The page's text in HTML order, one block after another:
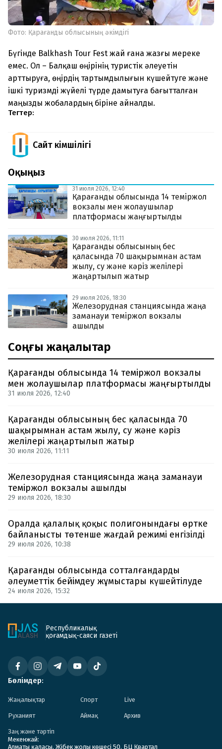
Фото: Қарағанды облысының әкімдігі
Бүгінде Balkhash Tour Fest жай ғана жазғы мереке
емес. Ол – Балқаш өңірінің туристік әлеуетін
арттыруға, өңірдің тартымдылығын күшейтуге және
ішкі туризмді жүйелі түрде дамытуға бағытталған
маңызды жобалардың біріне айналды.
Тегтер:
Сайт Әкімшілігі
Оқыңыз
31 июля 2026, 12:40
Қарағанды облысында 14 теміржол
вокзалы мен жолаушылар
платформасы жаңғыртылды
30 июля 2026, 11:11
Қарағанды облысының бес
қаласында 70 шақырымнан астам
жылу, су және кәріз желілері
жаңартылып жатыр
29 июля 2026, 18:30
Железорудная станциясында жаңа
заманауи теміржол вокзалы
ашылды
Соңғы жаңалықтар
Қарағанды облысында 14 теміржол вокзалы
мен жолаушылар платформасы жаңғыртылды
31 июля 2026, 12:40
Қарағанды облысының бес қаласында 70
шақырымнан астам жылу, су және кәріз
желілері жаңартылып жатыр
30 июля 2026, 11:11
Железорудная станциясында жаңа заманауи
теміржол вокзалы ашылды
29 июля 2026, 18:30
Оралда қалалық қоқыс полигонындағы өртке
байланысты төтенше жағдай режимі енгізілді
29 июля 2026, 10:38
Қарағанды облысында сотталғандарды
әлеуметтік бейімдеу жұмыстары күшейтілуде
24 июля 2026, 15:32
Республикалық
қоғамдық-саяси газеті
Бөлімдер:
Жаңалықтар Спорт Live
Руханият Аймақ Архив
Заң және тәртіп
Мекенжай:
Алматы қаласы. Жібек жолы көшесі 50. БЦ Квартал